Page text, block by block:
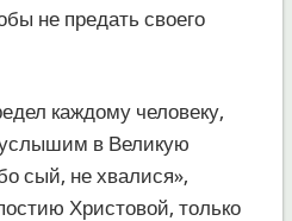
не предать своего
каждому человеку,
в Великую
сый, не хвалися»,
Христовой, только